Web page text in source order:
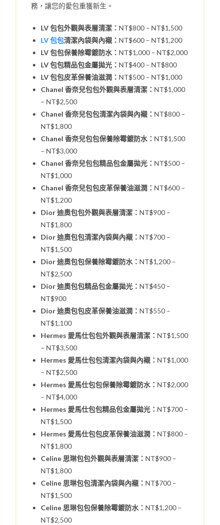
務，讓您的愛包重獲新生。
LV 包包外觀與表層清潔：NT$800 – NT$1,500
LV 包包清潔內袋與內襯：NT$600 – NT$1,200
LV 包包保養除霉鍍防水：NT$1,000 – NT$2,000
LV 包包精品包金屬拋光：NT$400 – NT$800
LV 包包皮革保養油滋潤：NT$500 – NT$1,000
Chanel 香奈兒包包外觀與表層清潔：NT$1,000
– NT$2,500
Chanel 香奈兒包包清潔內袋與內襯：NT$800 –
NT$1,800
Chanel 香奈兒包包保養除霉鍍防水：NT$1,500
– NT$3,000
Chanel 香奈兒包包精品包金屬拋光：NT$500 –
NT$1,000
Chanel 香奈兒包包皮革保養油滋潤：NT$600 –
NT$1,200
Dior 迪奧包包外觀與表層清潔：NT$900 –
NT$1,800
Dior 迪奧包包清潔內袋與內襯：NT$700 –
NT$1,500
Dior 迪奧包包保養除霉鍍防水：NT$1,200 –
NT$2,500
Dior 迪奧包包精品包金屬拋光：NT$450 –
NT$900
Dior 迪奧包包皮革保養油滋潤：NT$550 –
NT$1,100
Hermes 愛馬仕包包外觀與表層清潔：NT$1,500
– NT$3,500
Hermes 愛馬仕包包清潔內袋與內襯：NT$1,000
– NT$2,500
Hermes 愛馬仕包包保養除霉鍍防水：NT$2,000
– NT$4,000
Hermes 愛馬仕包包精品包金屬拋光：NT$700 –
NT$1,500
Hermes 愛馬仕包包皮革保養油滋潤：NT$800 –
NT$1,800
Celine 思琳包包外觀與表層清潔：NT$900 –
NT$1,800
Celine 思琳包包清潔內袋與內襯：NT$700 –
NT$1,500
Celine 思琳包包保養除霉鍍防水：NT$1,200 –
NT$2,500